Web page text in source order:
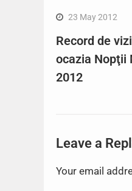
23 May 2012
Record de
ocazia Nopţii
2012
Leave a
Your email